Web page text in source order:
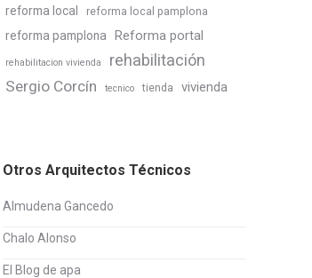
reforma local reforma local pamplona
reforma pamplona Reforma portal
rehabilitacion vivienda rehabilitación
Sergio Corcín tecnico tienda vivienda
Otros Arquitectos Técnicos
Almudena Gancedo
Chalo Alonso
El Blog de apa